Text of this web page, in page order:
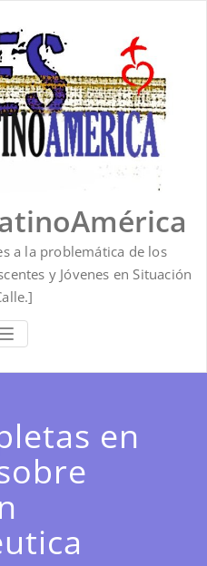
a la problemática de los
y Jóvenes en Situación
ALTERNAR
LA
en